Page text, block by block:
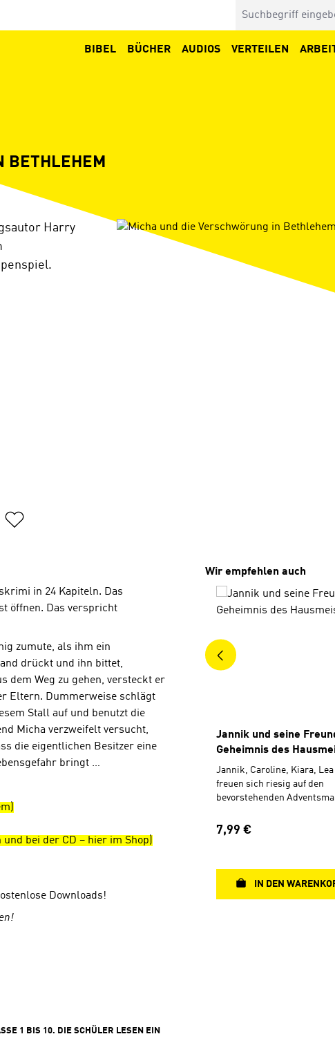
BIBEL BÜCHER AUDIOS VERTEILEN
BETHLEHEM
Harry
Bildergalerie überspringen
in 24 Kapiteln. Das
öffnen. Das verspricht
zumute, als ihm ein
drückt und ihn bittet,
dem Weg zu gehen, versteckt er
Eltern. Dummerweise schlägt
Stall auf und benutzt die
Micha verzweifelt versucht,
die eigentlichen Besitzer eine
bringt …
bei der CD – hier im Shop)
Downloads!
1 BIS 10. DIE SCHÜLER LESEN EIN
Produktgalerie
Wir empfehlen auch
Jannik und seine
Geheimnis des
Jannik, Caroline, Kiara,
freuen sich riesig auf den
bevorstehenden
Der alte Hausmeister stürzt
locker und mit einer Prise
kümmert er sich um die
Regulärer Preis:
7,99 €
IN DEN